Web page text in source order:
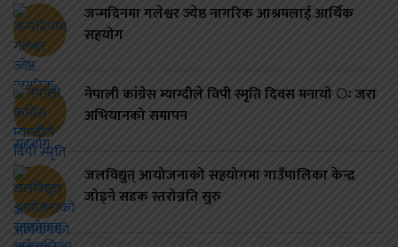
जन्मदिनमा गलेश्वर ज्येष्ठ नागरिक आश्रमलाई आर्थिक
सहयोग
नेपाली कांग्रेस म्याग्दीले विपी स्मृति दिवस मनायो ः जरा
अभियानको समापन
जलविद्युत् आयोजनाको सहयोगमा गाउँपालिका केन्द्र
जोड्ने सडक स्तरोन्नति सुरु